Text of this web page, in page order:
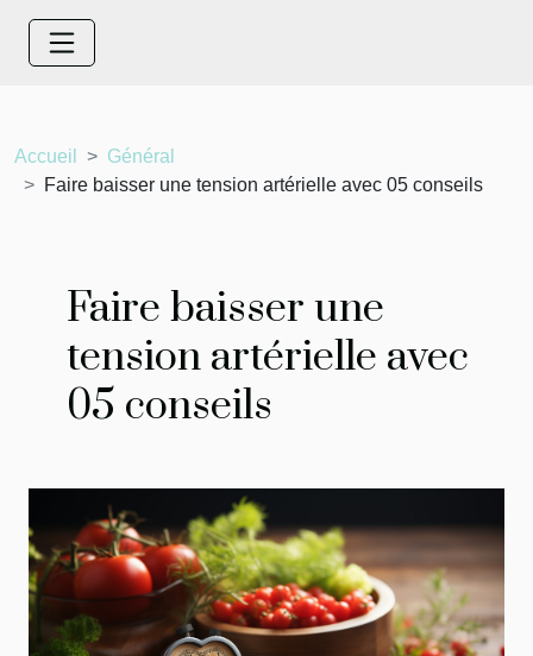
Accueil
Général
Faire baisser une tension artérielle avec 05 conseils
Faire baisser une
tension artérielle avec
05 conseils